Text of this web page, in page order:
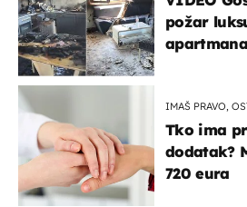
požar
IMAŠ PRAVO,
Tko ima
dodatak?
720 eura